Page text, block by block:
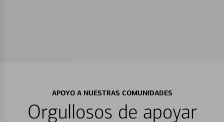
APOYO A NUESTRAS COMUNIDADES
Orgullosos de apoyar